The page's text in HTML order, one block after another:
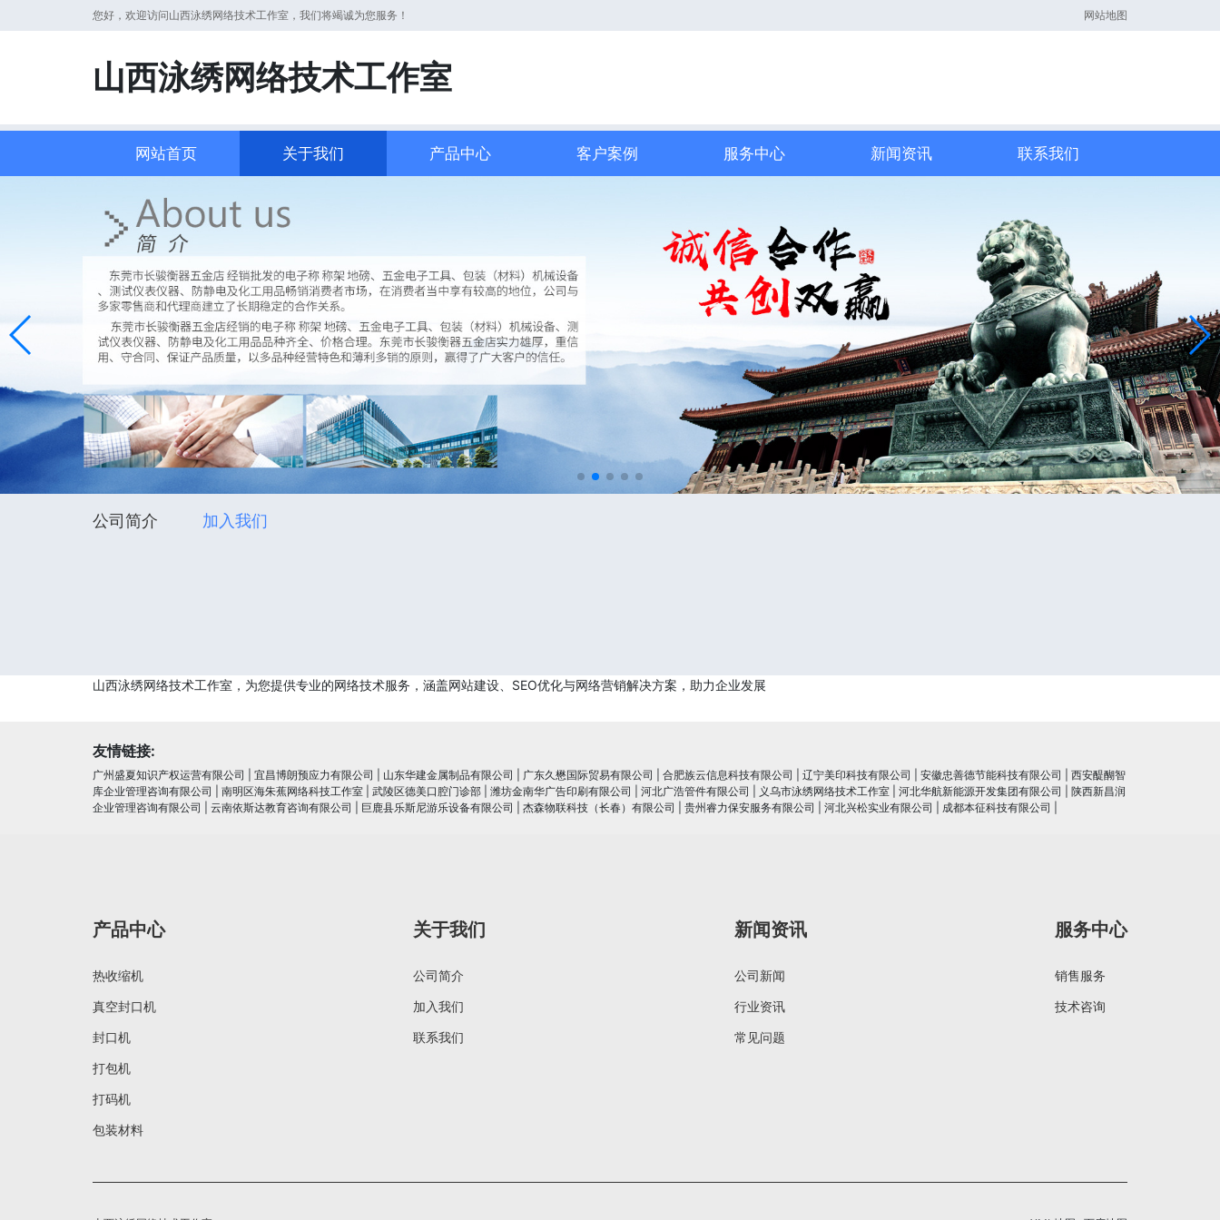
您好，欢迎访问山西泳绣网络技术工作室，我们将竭诚为您服务！ 网站地图
山西泳绣网络技术工作室
网站首页 关于我们 产品中心 客户案例 服务中心 新闻资讯 联系我们
公司简介 加入我们
山西泳绣网络技术工作室，为您提供专业的网络技术服务，涵盖网站建设、SEO优化与网络营销解决方案，助力企业发展
友情链接:
广州盛夏知识产权运营有限公司 宜昌博朗预应力有限公司 山东华建金属制品有限公司 广东久懋国际贸易有限公司 合肥族云信息科技有限公司 辽宁美印科技有限公司 安徽忠善德节能科技有限公司
西安醍醐智
库企业管理咨询有限公司
南明区海朱蕉网络科技工作室 武陵区德美口腔门诊部 潍坊金南华广告印刷有限公司 河北广浩管件有限公司 义乌市泳绣网络技术工作室 河北华航新能源开发集团有限公司
陕西新昌润
企业管理咨询有限公司
云南依斯达教育咨询有限公司 巨鹿县乐斯尼游乐设备有限公司 杰森物联科技（长春）有限公司 贵州睿力保安服务有限公司 河北兴松实业有限公司 成都本征科技有限公司
产品中心
热收缩机
真空封口机
封口机
打包机
打码机
包装材料
关于我们
公司简介
加入我们
联系我们
新闻资讯
公司新闻
行业资讯
常见问题
服务中心
销售服务
技术咨询